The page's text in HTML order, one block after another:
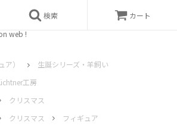
web !
検索 カート
ア）
生誕シリーズ・羊飼い
工房
クリスマス
クリスマス フィギュア